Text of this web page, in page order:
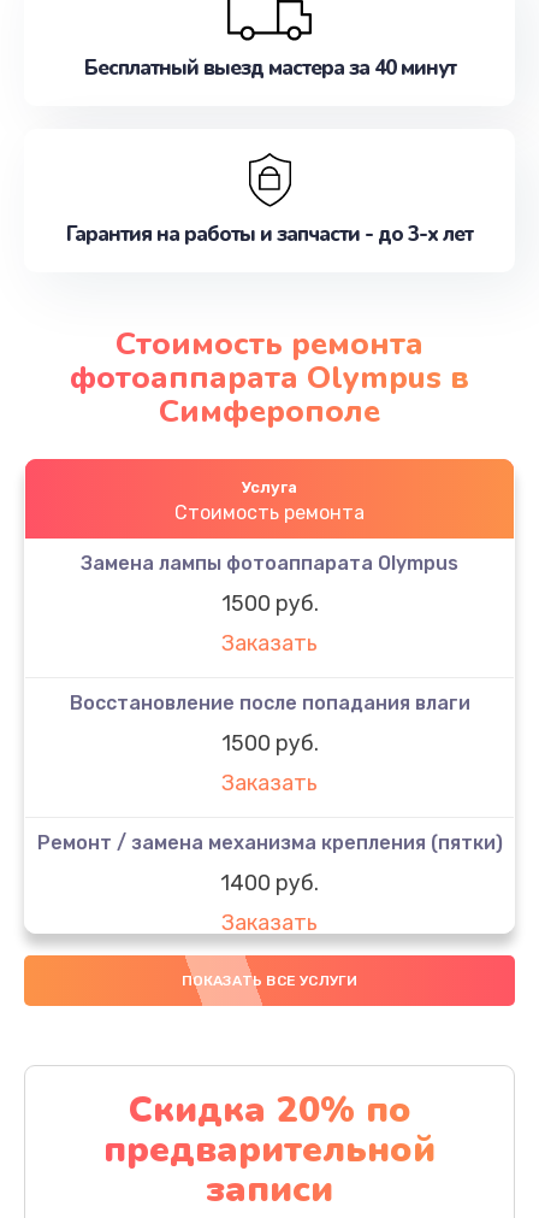
Бесплатный выезд мастера за 40 минут
Гарантия на работы и запчасти - до 3-х лет
Стоимость ремонта
фотоаппарата Olympus в
Симферополе
Услуга
Стоимость ремонта
Замена лампы фотоаппарата Olympus
1500 руб.
Заказать
Восстановление после попадания влаги
1500 руб.
Заказать
Ремонт / замена механизма крепления (пятки)
1400 руб.
Заказать
Ремонт / замена платы управления
Заказать
Ремонт платы питания
1900 руб.
Заказать
ПОКАЗАТЬ ВСЕ УСЛУГИ
Скидка 20% по
предварительной
записи